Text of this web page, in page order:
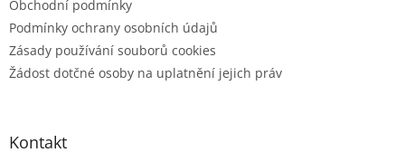
Obchodní podmínky
Podmínky ochrany osobních údajů
Zásady používání souborů cookies
Žádost dotčné osoby na uplatnění jejich práv
Kontakt